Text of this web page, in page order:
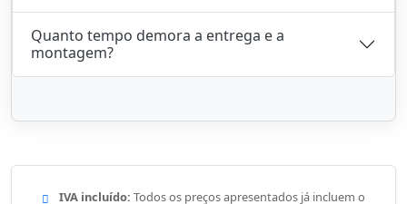
Quanto tempo demora a entrega e a
montagem?
IVA incluído: Todos os preços apresentados já incluem o